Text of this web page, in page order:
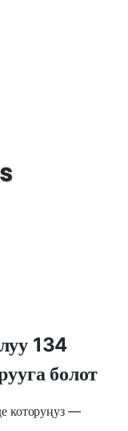
134
болот
которуңуз —